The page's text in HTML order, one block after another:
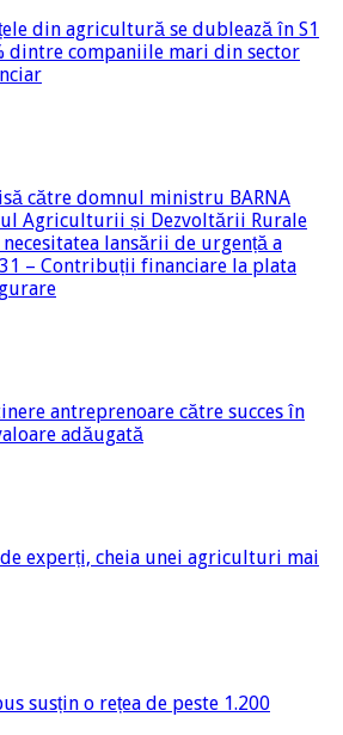
din agricultură se dublează în S1
dintre companiile mari din sector
către domnul ministru BARNA
Agriculturii și Dezvoltării Rurale
lansării de urgență a
– Contribuții financiare la plata
antreprenoare către succes în
adăugată
experți, cheia unei agriculturi mai
susțin o rețea de peste 1.200